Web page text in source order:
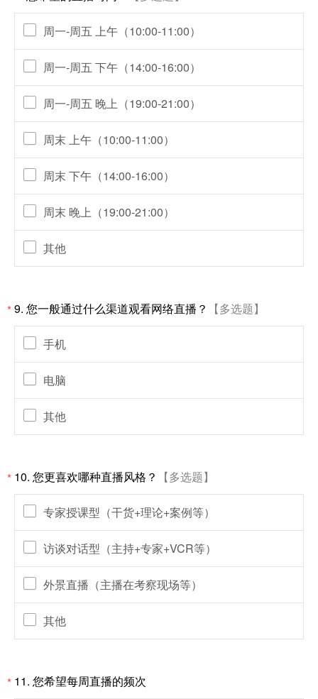
周一-周五 上午（10:00-11:00）
周一-周五 下午（14:00-16:00）
周一-周五 晚上（19:00-21:00）
周末 上午（10:00-11:00）
周末 下午（14:00-16:00）
周末 晚上（19:00-21:00）
其他
*9. 您一般通过什么渠道观看网络直播？ 【多选题】
手机
电脑
其他
* 10. 您更喜欢哪种直播风格？ 【多选题】
专家授课型（干货+理论+案例等）
访谈对话型（主持+专家+VCR等）
外景直播（主播在考察现场等）
其他
* 11. 您希望每周直播的频次